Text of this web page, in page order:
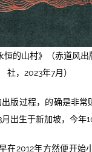
恒的山村》（赤道风出
社，2023年7月）
版过程，的确是非
出生于新加坡，今年
在2012年方然便开始